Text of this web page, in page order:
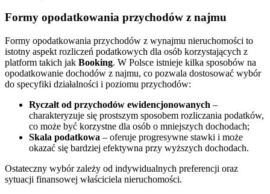
Formy opodatkowania przychodów z najmu
Formy opodatkowania przychodów z wynajmu nieruchomości to
istotny aspekt rozliczeń podatkowych dla osób korzystających z
platform takich jak Booking. W Polsce istnieje kilka sposobów na
opodatkowanie dochodów z najmu, co pozwala dostosować wybór
do specyfiki działalności i poziomu przychodów:
Ryczałt od przychodów ewidencjonowanych –
charakteryzuje się prostszym sposobem rozliczania podatków,
co może być korzystne dla osób o mniejszych dochodach;
Skala podatkowa – oferuje progresywne stawki i może
okazać się bardziej efektywna przy wyższych dochodach.
Ostateczny wybór zależy od indywidualnych preferencji oraz
sytuacji finansowej właściciela nieruchomości.